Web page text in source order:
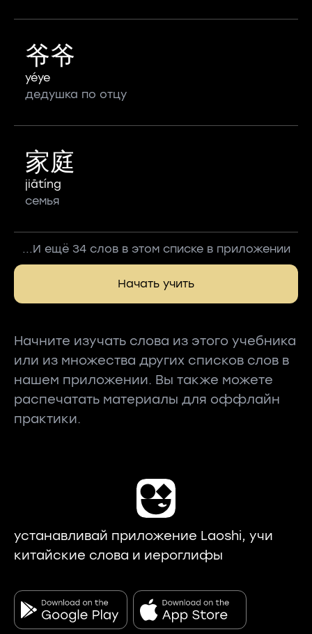
爷爷
yéye
дедушка по отцу
家庭
jiātíng
семья
...И ещё 34 слов в этом списке в приложении
Начать учить
Начните изучать слова из этого учебника
или из множества других списков слов в
нашем приложении. Вы также можете
распечатать материалы для оффлайн
практики.
устанавливай приложение Laoshi, учи
китайские слова и иероглифы